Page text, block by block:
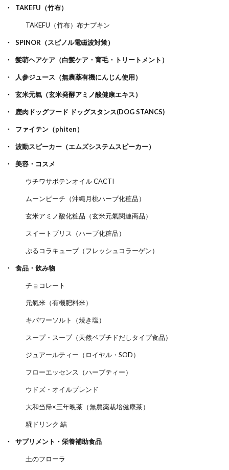
TAKEFU（竹布）
TAKEFU（竹布）布ナプキン
SPINOR（スピノル電磁波対策）
髪萌ヘアケア（白髪ケア・育毛・トリートメント）
人参ジュース（無農薬有機にんじん使用）
玄米元氣（玄米発酵アミノ酸健康エキス）
鹿肉ドッグフード ドッグスタンス(DOG STANCS)
ファイテン（phiten）
波動スピーカー（エムズシステムスピーカー）
美容・コスメ
ウチワサボテンオイル CACTI
ムーンピーチ（沖縄月桃ハーブ化粧品）
玄米アミノ酸化粧品（玄米元氣関連商品）
スイートブリス（ハーブ化粧品）
ぷるコラキューブ（フレッシュコラーゲン）
食品・飲み物
チョコレート
元氣米（有機肥料米）
キパワーソルト（焼き塩）
スープ・スープ（天然ペプチドだしタイプ食品）
ジュアールティー（ロイヤル・SOD）
フローエッセンス（ハーブティー）
ウドズ・オイルブレンド
大和当帰×三年晩茶（無農薬栽培健康茶）
糀ドリンク 結
サプリメント・栄養補助食品
土のフローラ